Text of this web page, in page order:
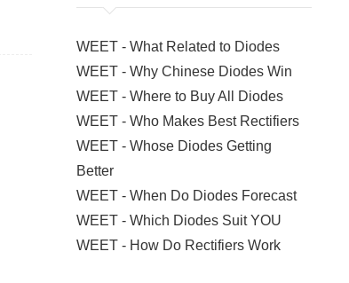
WEET - What Related to Diodes
WEET - Why Chinese Diodes Win
WEET - Where to Buy All Diodes
WEET - Who Makes Best Rectifiers
WEET - Whose Diodes Getting
Better
WEET - When Do Diodes Forecast
WEET - Which Diodes Suit YOU
WEET - How Do Rectifiers Work